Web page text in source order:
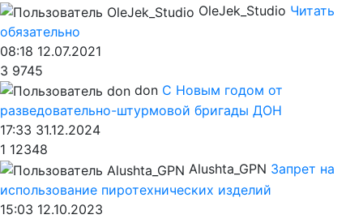
OleJek_Studio Читать
обязательно
08:18 12.07.2021
3 9745
don С Новым годом от
разведовательно-штурмовой бригады ДОН
17:33 31.12.2024
1 12348
Alushta_GPN Запрет на
использование пиротехнических изделий
15:03 12.10.2023